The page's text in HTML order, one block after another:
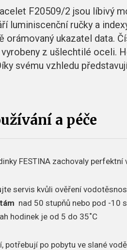
F20509/2 jsou líbivý
luminiscenční ručky a
ukazatel data.
z ušlechtilé oceli.
svému vzhledu
a péče
FESTINA zachovaly
servis kvůli ověření
nad 50 stupňů nebo pod -10
hodinek je od 5 do 35˚C
potřebují po pobytu ve slané